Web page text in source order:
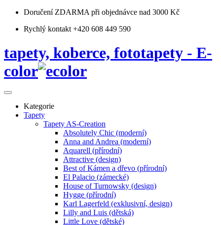
Doručení ZDARMA při objednávce nad 3000 Kč
Rychlý kontakt +420 608 449 590
tapety, koberce, fototapety - E-
color
Kategorie
Tapety
Tapety AS-Creation
Absolutely Chic (moderní)
Anna and Andrea (moderní)
Aquarell (přírodní)
Attractive (design)
Best of Kámen a dřevo (přírodní)
El Palacio (zámecké)
House of Turnowsky (design)
Hygge (přírodní)
Karl Lagerfeld (exklusivní, design)
Lilly and Luis (dětská)
Little Love (dětské)